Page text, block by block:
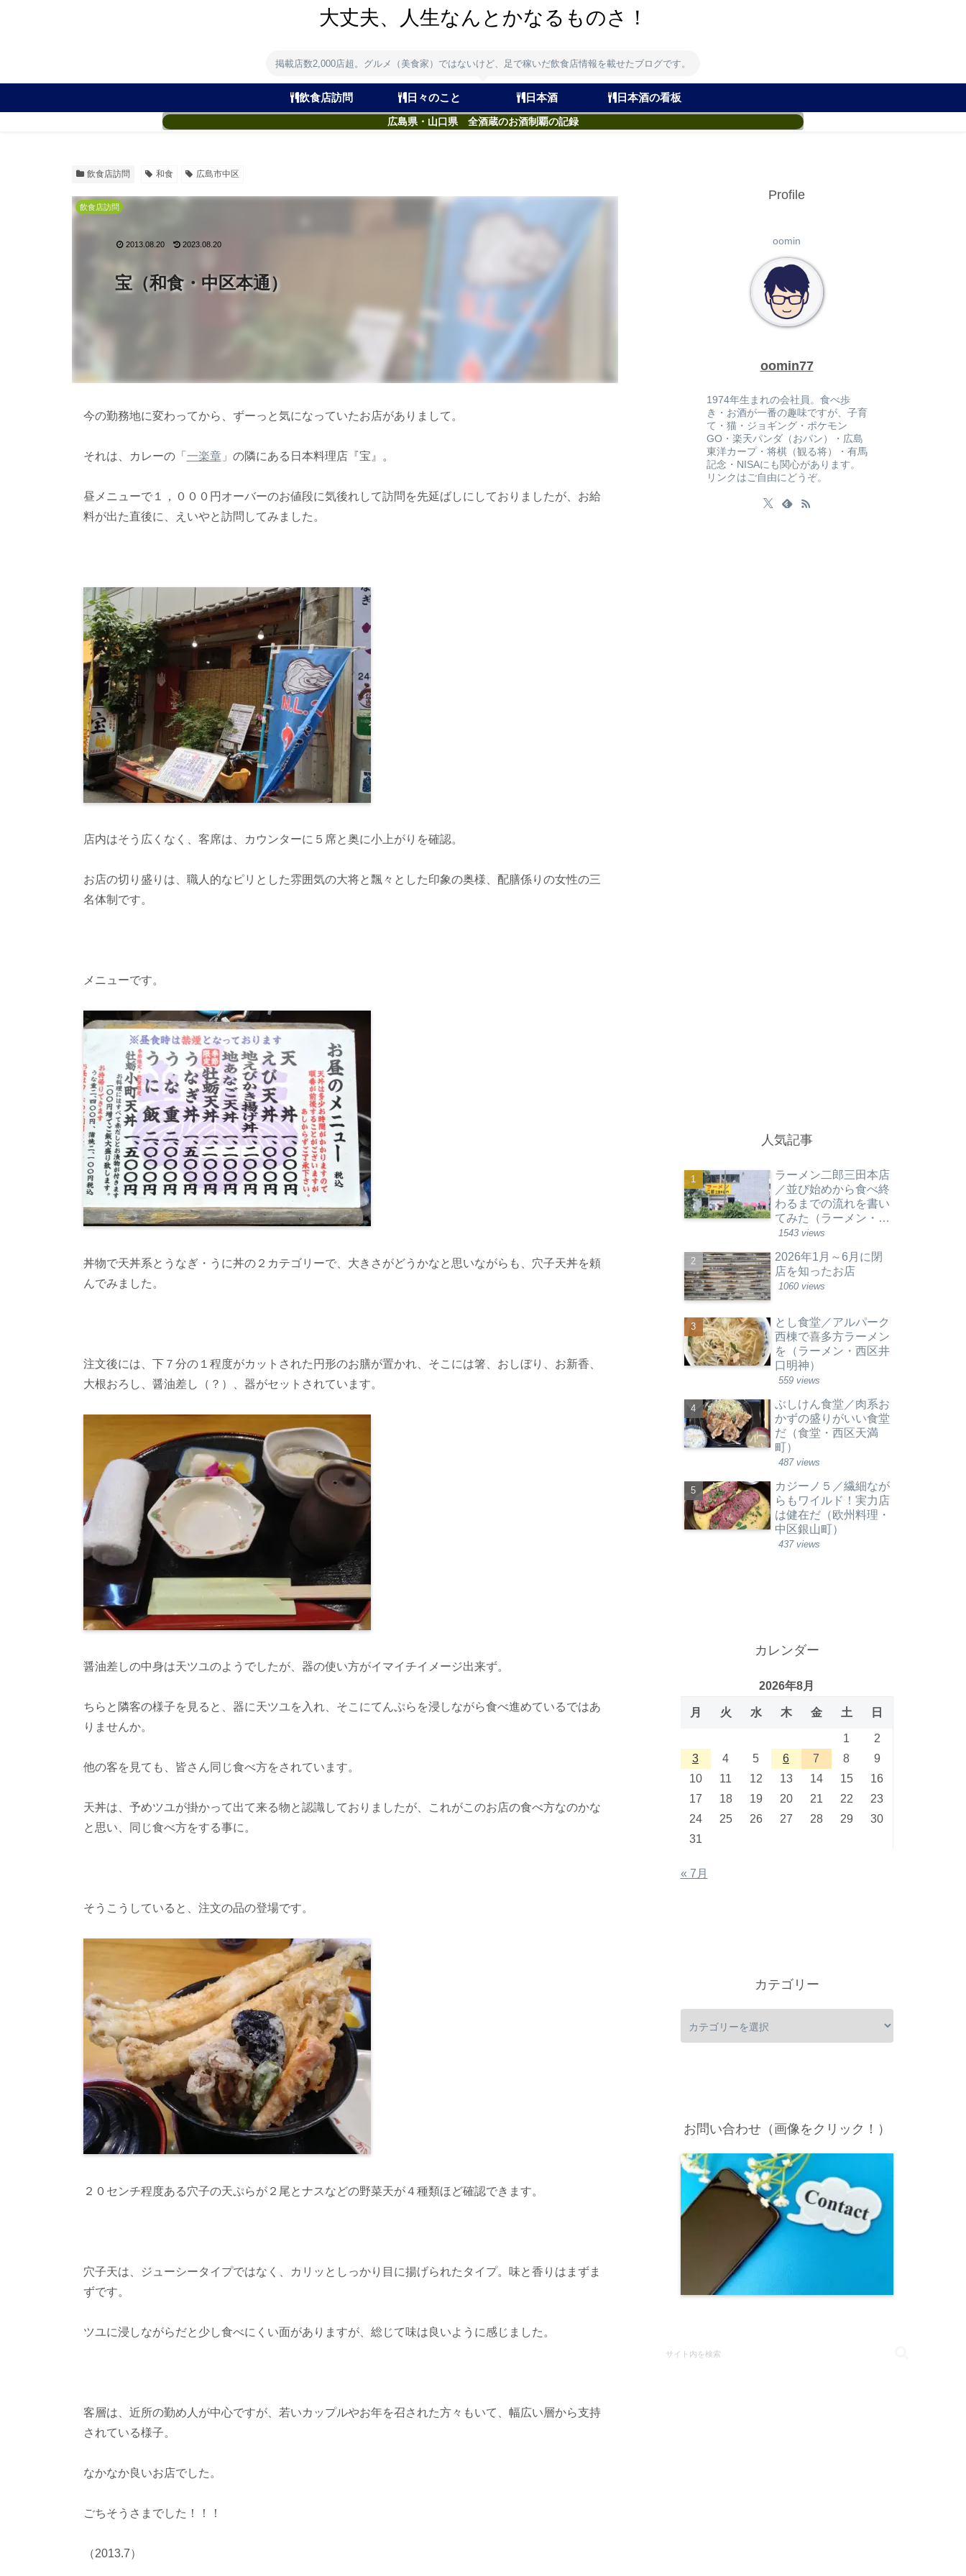
大丈夫、人生なんとかなるものさ！
掲載店数2,000店超。グルメ（美食家）ではないけど、足で稼いだ飲食店情報を載せたブログです。
飲食店訪問 日々のこと 日本酒 日本酒の看板
広島県・山口県 全酒蔵のお酒制覇の記録
飲食店訪問 和食 広島市中区
宝（和食・中区本通）
飲食店訪問
2013.08.20 2023.08.20
今の勤務地に変わってから、ずーっと気になっていたお店がありまして。
それは、カレーの「 一楽章」の隣にある日本料理店『宝』。
昼メニューで１，０００円オーバーのお値段に気後れして訪問を先延ばしにしておりましたが、お給
料が出た直後に、えいやと訪問してみました。
店内はそう広くなく、客席は、カウンターに５席と奥に小上がりを確認。
お店の切り盛りは、職人的なピリとした雰囲気の大将と飄々とした印象の奥様、配膳係りの女性の三
名体制です。
メニューです。
丼物で天丼系とうなぎ・うに丼の２カテゴリーで、大きさがどうかなと思いながらも、穴子天丼を頼
んでみました。
注文後には、下７分の１程度がカットされた円形のお膳が置かれ、そこには箸、おしぼり、お新香、
大根おろし、醤油差し（？）、器がセットされています。
醤油差しの中身は天ツユのようでしたが、器の使い方がイマイチイメージ出来ず。
ちらと隣客の様子を見ると、器に天ツユを入れ、そこにてんぷらを浸しながら食べ進めているではあ
りませんか。
他の客を見ても、皆さん同じ食べ方をされています。
天丼は、予めツユが掛かって出て来る物と認識しておりましたが、これがこのお店の食べ方なのかな
と思い、同じ食べ方をする事に。
そうこうしていると、注文の品の登場です。
２０センチ程度ある穴子の天ぷらが２尾とナスなどの野菜天が４種類ほど確認できます。
穴子天は、ジューシータイプではなく、カリッとしっかり目に揚げられたタイプ。味と香りはまずま
ずです。
ツユに浸しながらだと少し食べにくい面がありますが、総じて味は良いように感じました。
客層は、近所の勤め人が中心ですが、若いカップルやお年を召された方々もいて、幅広い層から支持
されている様子。
なかなか良いお店でした。
ごちそうさまでした！！！
（2013.7）
Profile
oomin
oomin77
1974年生まれの会社員。食べ歩
き・お酒が一番の趣味ですが、子育
て・猫・ジョギング・ポケモン
GO・楽天パンダ（おパン）・広島
東洋カープ・将棋（観る将）・有馬
記念・NISAにも関心があります。
リンクはご自由にどうぞ。
人気記事
ラーメン二郎三田本店
／並び始めから食べ終
わるまでの流れを書い
てみた（ラーメン・東
京都港区）
1543 views
2026年1月～6月に閉
店を知ったお店
1060 views
とし食堂／アルパーク
西棟で喜多方ラーメン
を（ラーメン・西区井
口明神）
559 views
ぶしけん食堂／肉系お
かずの盛りがいい食堂
だ（食堂・西区天満
町）
487 views
カジーノ５／繊細なが
らもワイルド！実力店
は健在だ（欧州料理・
中区銀山町）
437 views
カレンダー
2026年8月
月 火 水 木 金 土 日
1
2
3
4 5 6 7 8
9
10
11 12 13 14 15
16
17
18 19 20 21 22
23
24
25 26 27 28 29
30
31
« 7月
カテゴリー
お問い合わせ（画像をクリック！）